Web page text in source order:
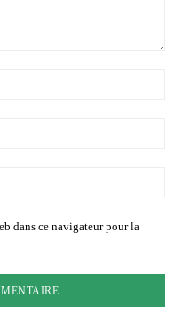
dans ce navigateur pour la